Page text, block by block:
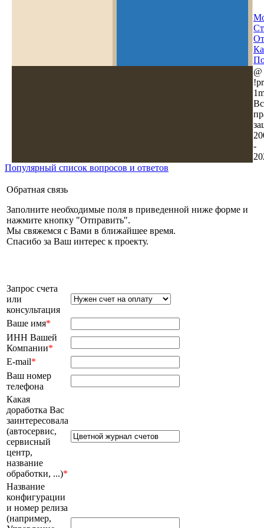
@
-
Популярный список вопросов и ответов
Обратная связь
Заполните необходимые поля в приведенной ниже форме и
нажмите кнопку "Отправить".
Мы свяжемся с Вами в ближайшее время.
Спасибо за Ваш интерес к проекту.
Запрос счета
или
консультация
Ваше имя*
ИНН Вашей
Компании*
E-mail*
Ваш номер
телефона
Какая
доработка Вас
заинтересовала
(автосервис,
сервисный
центр,
название
обработки, ...)*
Название
конфигурации
и номер релиза
(например,